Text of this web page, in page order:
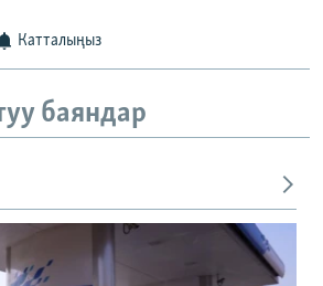
Катталыңыз
баяндар